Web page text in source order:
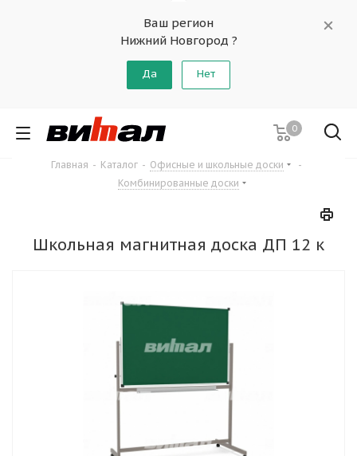
Ваш регион
Нижний Новгород ?
Да Нет
0
Главная - Каталог - Офисные и школьные доски
-
Комбинированные доски
Школьная магнитная доска ДП 12 к